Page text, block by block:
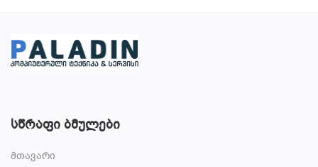
სწრაფი ბმულები
მთავარი